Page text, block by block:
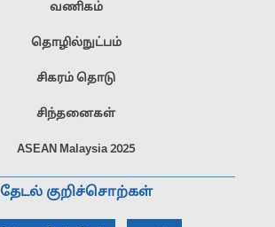
வணிகம்
தொழில்நுட்பம்
சிகரம் தொடு
சிந்தனைகள்
ASEAN Malaysia 2025
தேடல் குறிச்சொற்கள்